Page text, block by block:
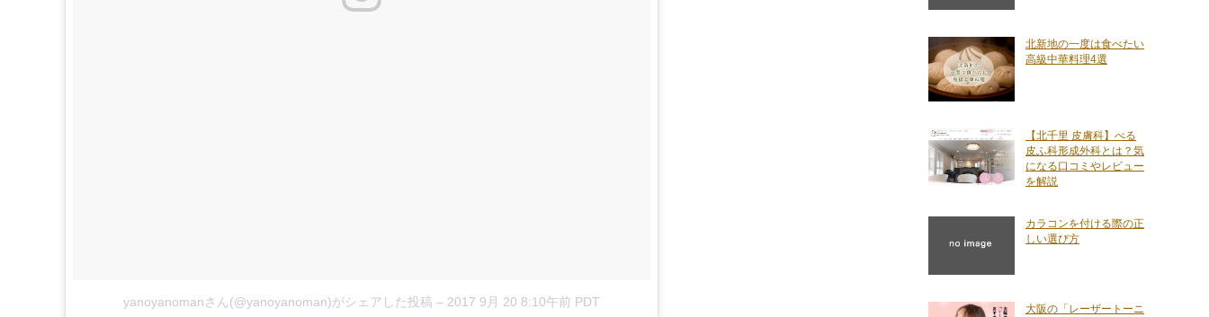
yanoyanomanさん(@yanoyanoman)がシェアした投稿 – 2017 9月 20 8:10午前 PDT
北新地の一度は食べたい
高級中華料理4選
【北千里 皮膚科】べる
皮ふ科形成外科とは？気
になる口コミやレビュー
を解説
カラコンを付ける際の正
しい選び方
大阪の「レーザートーニ